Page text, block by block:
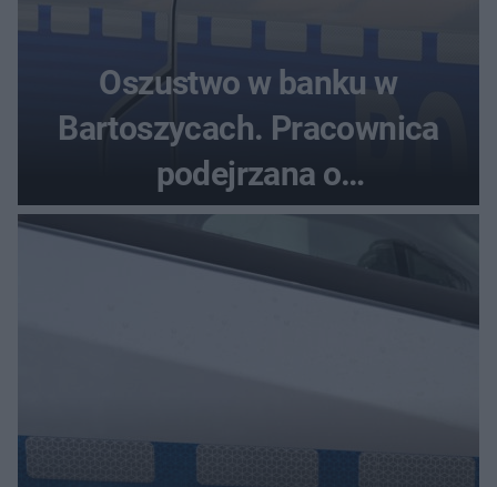
Oszustwo w banku w
Bartoszycach. Pracownica
podejrzana o
przywłaszczenie 470 000 zł